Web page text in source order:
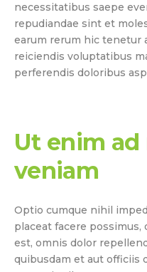
necessitatibus saepe
repudiandae sint et
earum rerum hic tenetur
reiciendis voluptatibus
perferendis doloribus
Ut enim
veniam
Optio cumque nihil
placeat facere possimus,
est, omnis dolor
quibusdam et aut officiis